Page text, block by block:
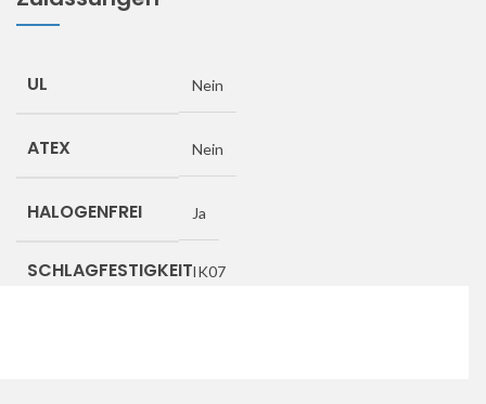
UL Nein
ATEX Nein
HALOGENFREI Ja
SCHLAGFESTIGKEITIK07